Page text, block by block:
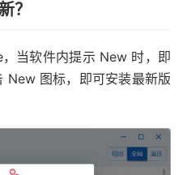
？
当软件内提示 New 时，即
New 图标，即可安装最新版